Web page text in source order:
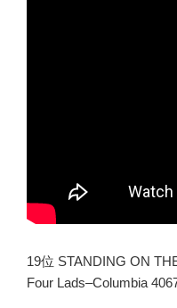
19位 STANDING ON
Four Lads–Columbia